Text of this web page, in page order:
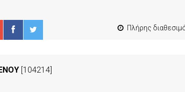
Πλήρης
[104214]